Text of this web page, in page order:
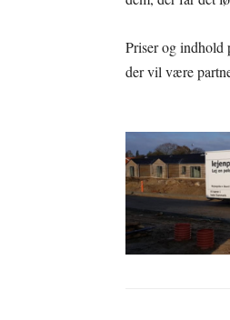
Priser og indhold
der vil være